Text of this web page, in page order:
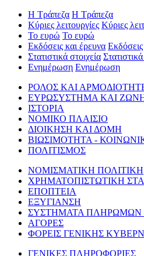
Η Τράπεζα Η Τράπεζα
Κύριες λειτουργίες Κύριες
Το ευρώ Το ευρώ
Εκδόσεις και έρευνα
Στατιστικά στοιχεία
Ενημέρωση Ενημέρωση
ΡΟΛΟΣ ΚΑΙ
ΕΥΡΩΣΥΣΤΗΜΑ ΚΑΙ
ΙΣΤΟΡΙΑ
ΝΟΜΙΚΟ ΠΛΑΙΣΙΟ
ΔΙΟΙΚΗΣΗ ΚΑΙ ΔΟΜΗ
ΒΙΩΣΙΜΟΤΗΤΑ -
ΠΟΛΙΤΙΣΜΟΣ
ΝΟΜΙΣΜΑΤΙΚΗ ΠΟΛΙΤΙΚΗ
ΧΡΗΜΑΤΟΠΙΣΤΩΤΙΚΗ
ΕΠΟΠΤΕΙΑ
ΕΞΥΓΙΑΝΣΗ
ΣΥΣΤΗΜΑΤΑ ΠΛΗΡΩΜΩΝ
ΑΓΟΡΕΣ
ΦΟΡΕΙΣ ΓΕΝΙΚΗΣ
ΓΕΝΙΚΕΣ ΠΛΗΡΟΦΟΡΙΕΣ